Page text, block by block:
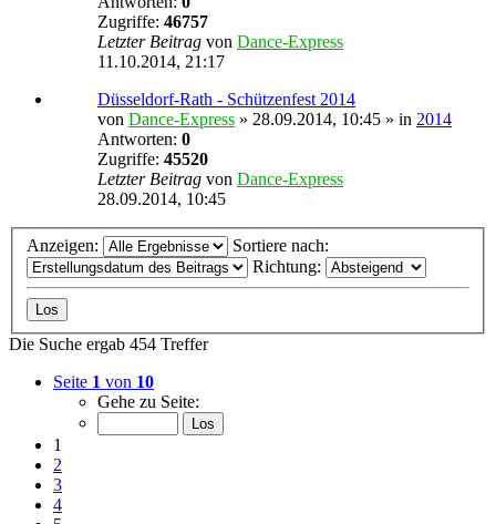
Zugriffe: 46757
Letzter Beitrag von Dance-Express
11.10.2014, 21:17
Düsseldorf-Rath - Schützenfest 2014
von Dance-Express » 28.09.2014, 10:45 » in 2014
Antworten: 0
Zugriffe: 45520
Letzter Beitrag von Dance-Express
28.09.2014, 10:45
Anzeigen:
Sortiere nach:
Richtung:
Die Suche ergab 454 Treffer
Seite 1 von 10
Gehe zu Seite:
1
2
3
4